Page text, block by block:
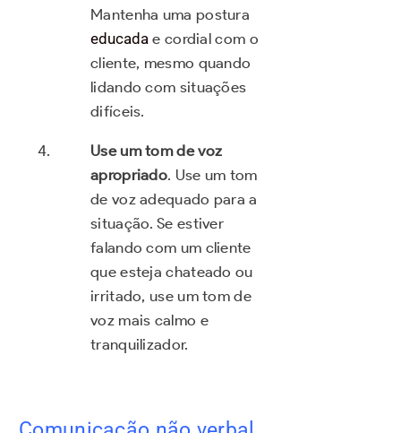
Mantenha uma postura
educada e cordial com o
cliente, mesmo quando
lidando com situações
difíceis.
Use um tom de voz
apropriado. Use um tom
de voz adequado para a
situação. Se estiver
falando com um cliente
que esteja chateado ou
irritado, use um tom de
voz mais calmo e
tranquilizador.